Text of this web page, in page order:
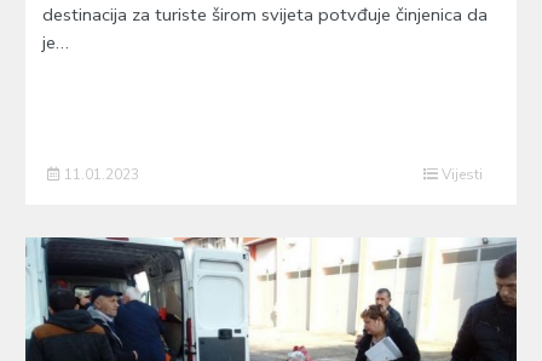
destinacija za turiste širom svijeta potvđuje činjenica da
je…
11.01.2023 Vijesti